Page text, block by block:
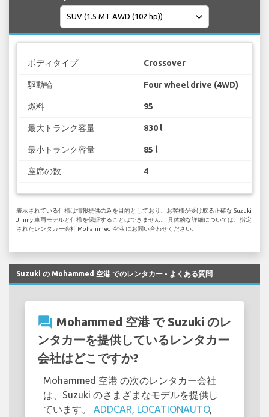
ボディタイプ Crossover
駆動輪 Four wheel drive (4WD)
燃料 95
最大トランク容量 830 l
最小トランク容量 85 l
座席の数 4
表示されている仕様は情報提供のみを目的としており、お客様が受け取る正確な Suzuki
Jimny 車両モデルと仕様を保証することはできません。 具体的な詳細については、指定
されたレンタカー会社 Mohammed 空港 にお問い合わせください。
Suzuki の Mohammed 空港 でのレンタカー - よくある質問
question_answer Mohammed 空港 で Suzuki のレ
ンタカーを提供しているレンタカー
会社はどこですか?
Mohammed 空港 の次のレンタカー会社
は、Suzuki のさまざまなモデルを提供し
ています。 ADDCAR LOCATIONAUTO,